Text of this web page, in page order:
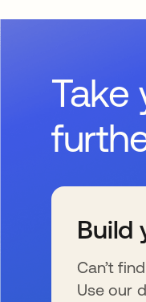
Take
Build
Can’t
Use our